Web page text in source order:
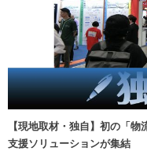
【現地取材・独自】初の「
支援ソリューションが集結